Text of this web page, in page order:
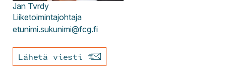
Jan Tvrdy
Liiketoimintajohtaja
etunimi.sukunimi@fcg.fi
Lähetä viesti